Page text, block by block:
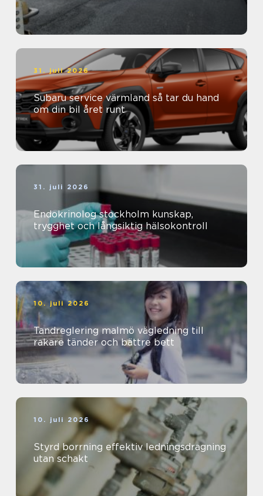
31. juli 2026
Subaru service värmland så tar du hand
om din bil året runt
31. juli 2026
Endokrinolog stockholm kunskap,
trygghet och långsiktig hälsokontroll
10. juli 2026
Tandreglering malmö vägledning till
rakare tänder och bättre bett
10. juli 2026
Styrd borrning effektiv ledningsdragning
utan schakt